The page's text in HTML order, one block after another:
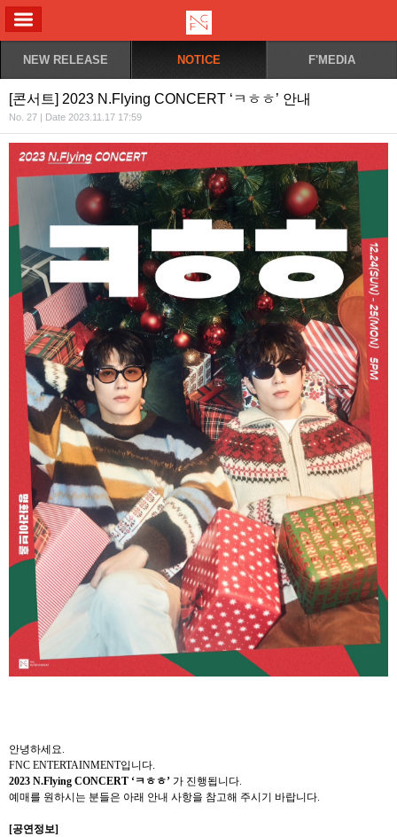
NEW RELEASE NOTICE F'MEDIA
[콘서트] 2023 N.Flying CONCERT ‘ㅋㅎㅎ’ 안내
No. 27 | Date 2023.11.17 17:59
안녕하세요
FNC ENTERTAINMENT입니다
2023 N.Flying CONCERT ‘ㅋㅎㅎ’ 가 진행됩니다
예매를 원하시는 분들은 아래 안내 사항을 참고해 주시기 바랍니다
[공연정보]